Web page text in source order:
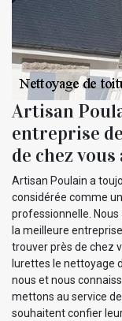
Artisan
entreprise
de chez
Artisan Poulain a
considérée comme
professionnelle.
la meilleure
trouver près de chez
lurettes le nettoyage
nous et nous
mettons au service
souhaitent confier